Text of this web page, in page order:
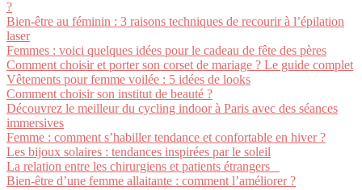
?
Bien-être au féminin : 3 raisons techniques de recourir à l’épilation
laser
Femmes : voici quelques idées pour le cadeau de fête des pères
Comment choisir et porter son corset de mariage ? Le guide complet
Vêtements pour femme voilée : 5 idées de looks
Comment choisir son institut de beauté ?
Découvrez le meilleur du cycling indoor à Paris avec des séances
immersives
Femme : comment s’habiller tendance et confortable en hiver ?
Les bijoux solaires : tendances inspirées par le soleil
La relation entre les chirurgiens et patients étrangers
Bien-être d’une femme allaitante : comment l’améliorer ?